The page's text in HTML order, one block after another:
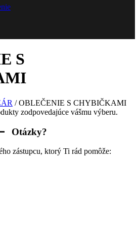
S
/ OBLEČENIE S CHYBIČKAMI
zodpovedajúce vášmu výberu.
Otázky?
zástupcu, ktorý Ti rád pomôže: